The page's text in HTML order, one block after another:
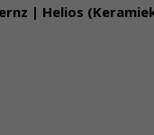
| Helios